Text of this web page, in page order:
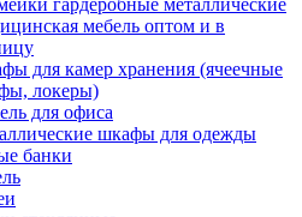
гардеробные металлические
мебель оптом и в
для камер хранения (ячеечные
локеры)
для офиса
шкафы для одежды
банки